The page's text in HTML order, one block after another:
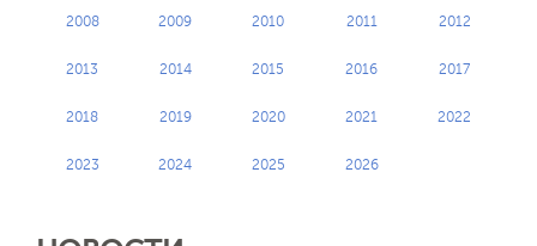
2008 2009 2010 2011 2012
2013 2014 2015 2016 2017
2018 2019 2020 2021 2022
2023 2024 2025 2026